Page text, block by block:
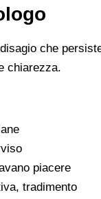
che
chiarezza.
piacere
tradimento